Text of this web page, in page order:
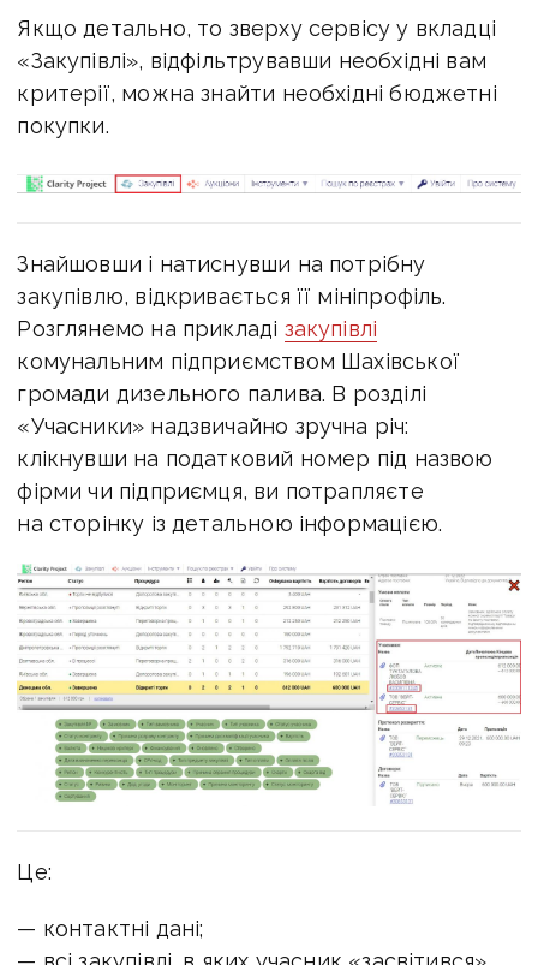
Якщо детально, то зверху сервісу у вкладці
«Закупівлі», відфільтрувавши необхідні вам
критерії, можна знайти необхідні бюджетні
покупки.
Знайшовши і натиснувши на потрібну
закупівлю, відкривається її мініпрофіль.
Розглянемо на прикладі закупівлі
комунальним підприємством Шахівської
громади дизельного палива. В розділі
«Учасники» надзвичайно зручна річ:
клікнувши на податковий номер під назвою
фірми чи підприємця, ви потрапляєте
на сторінку із детальною інформацією.
Це:
— контактні дані;